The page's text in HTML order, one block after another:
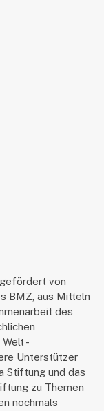
von
BMZ, aus Mitteln
des
-
Unterstützer
Stiftung und das
zu Themen
nochmals